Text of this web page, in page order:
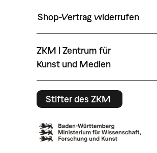
Shop-Vertrag widerrufen
ZKM | Zentrum für
Kunst und Medien
Stifter des ZKM